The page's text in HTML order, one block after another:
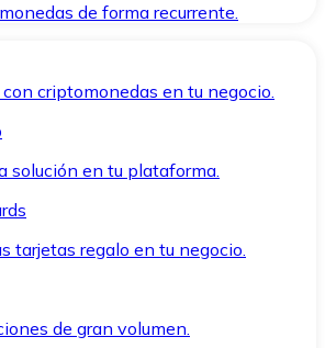
de forma recurrente.
criptomonedas en tu negocio.
solución en tu plataforma.
tarjetas regalo en tu negocio.
de gran volumen.